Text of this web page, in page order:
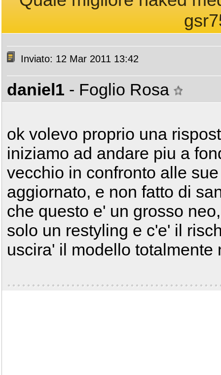
Inviato: 12 Mar 2011 13:42
daniel1 - Foglio Rosa
ok volevo proprio una
iniziamo ad andare piu a
vecchio in confronto alle
aggiornato, e non fatto di
che questo e' un grosso
solo un restyling e c'e' il
uscira' il modello totalmente